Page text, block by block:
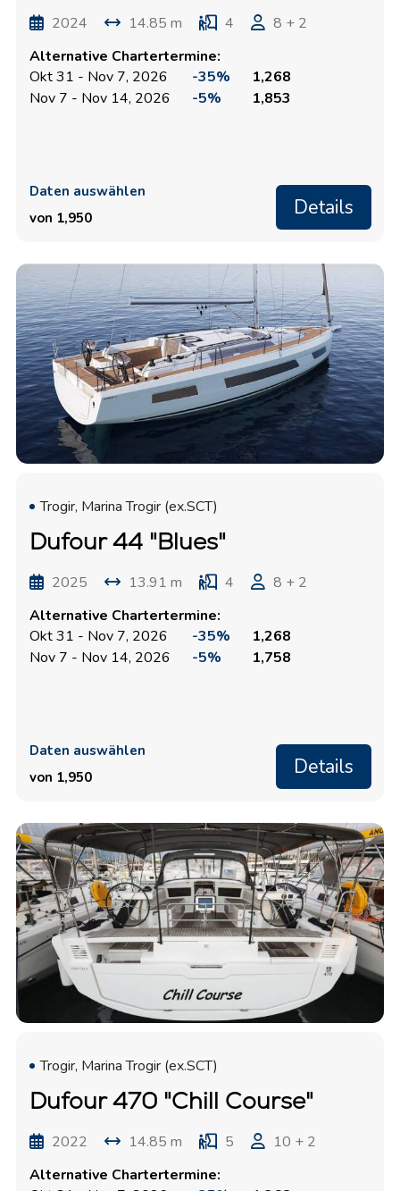
2024 14.85 m 4
8 + 2
Alternative Chartertermine:
Okt 31 - Nov 7, 2026
-35%
1,268
Nov 7 - Nov 14, 2026
-5% 1,853
Daten auswählen
von 1,950
Details
Trogir, Marina Trogir (ex.SCT)
Dufour 44 "Blues"
2025 13.91 m 4
8 + 2
Alternative Chartertermine:
Okt 31 - Nov 7, 2026
-35%
1,268
Nov 7 - Nov 14, 2026
-5% 1,758
Daten auswählen
von 1,950
Details
Trogir, Marina Trogir (ex.SCT)
Dufour 470 "Chill Course"
2022 14.85 m 5
10 + 2
Alternative Chartertermine: